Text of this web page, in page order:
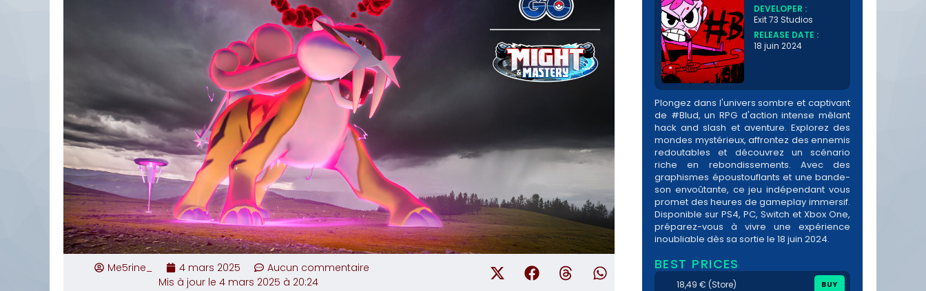
Me5rine_ 4 mars 2025
Aucun commentaire
Mis à jour le 4 mars 2025 à 20:24
DEVELOPER :
Exit 73 Studios
RELEASE DATE :
18 juin 2024
Plongez dans l'univers sombre et captivant
de #Blud, un RPG d'action intense mêlant
hack and slash et aventure. Explorez des
mondes mystérieux, affrontez des ennemis
redoutables et découvrez un scénario
riche en rebondissements. Avec des
graphismes époustouflants et une bande-
son envoûtante, ce jeu indépendant vous
promet des heures de gameplay immersif.
Disponible sur PS4, PC, Switch et Xbox One,
préparez-vous à vivre une expérience
inoubliable dès sa sortie le 18 juin 2024.
BEST PRICES
18,49 € (Store) BUY